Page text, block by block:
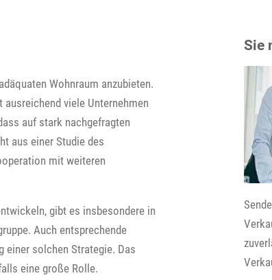
Wohnraum anzubieten.
viele Unternehmen
auf stark nachgefragten
aus einer Studie des
mit weiteren
gibt es insbesondere in
Auch entsprechende
einer solchen Strategie. Das
eine große Rolle.
Sie